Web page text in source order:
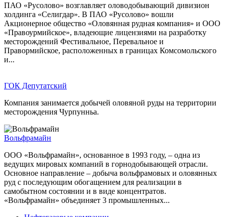
ПАО «Русолово» возглавляет оловодобывающий дивизион
холдинга «Селигдар». В ПАО «Русолово» вошли
Акционерное общество «Оловянная рудная компания» и ООО
«Правоурмийское», владеющие лицензиями на разработку
месторождений Фестивальное, Перевальное и
Правормийское, расположенных в границах Комсомольского
и...
ГОК Депутатский
Компания занимается добычей оловяной руды на территории
месторождения Чурпунньа.
Вольфрамайн
ООО «Вольфрамайн», основанное в 1993 году, – одна из
ведущих мировых компаний в горнодобывающей отрасли.
Основное направление – добыча вольфрамовых и оловянных
руд с последующим обогащением для реализации в
самобытном состоянии и в виде концентратов.
«Вольфрамайн» объединяет 3 промышленных...